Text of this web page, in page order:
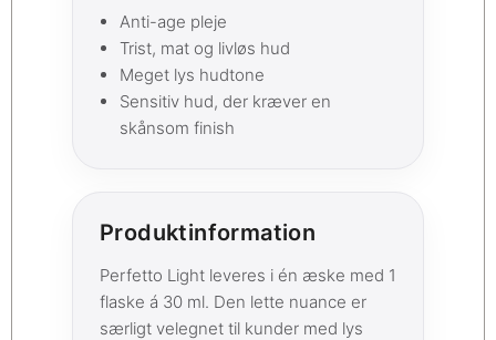
Anti-age pleje
Trist, mat og livløs hud
Meget lys hudtone
Sensitiv hud, der kræver en
skånsom finish
Produktinformation
Perfetto Light leveres i én æske med 1
flaske á 30 ml. Den lette nuance er
særligt velegnet til kunder med lys